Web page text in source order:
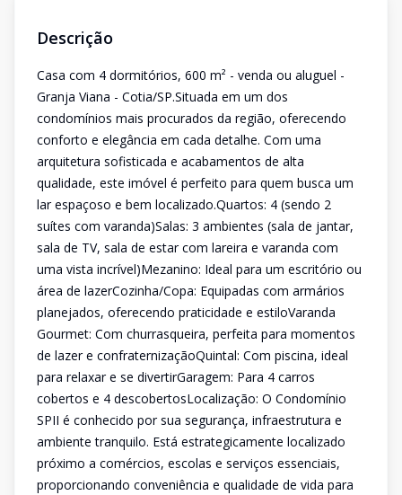
Descrição
Casa com 4 dormitórios, 600 m² - venda ou aluguel -
Granja Viana - Cotia/SP.Situada em um dos
condomínios mais procurados da região, oferecendo
conforto e elegância em cada detalhe. Com uma
arquitetura sofisticada e acabamentos de alta
qualidade, este imóvel é perfeito para quem busca um
lar espaçoso e bem localizado.Quartos: 4 (sendo 2
suítes com varanda)Salas: 3 ambientes (sala de jantar,
sala de TV, sala de estar com lareira e varanda com
uma vista incrível)Mezanino: Ideal para um escritório ou
área de lazerCozinha/Copa: Equipadas com armários
planejados, oferecendo praticidade e estiloVaranda
Gourmet: Com churrasqueira, perfeita para momentos
de lazer e confraternizaçãoQuintal: Com piscina, ideal
para relaxar e se divertirGaragem: Para 4 carros
cobertos e 4 descobertosLocalização: O Condomínio
SPII é conhecido por sua segurança, infraestrutura e
ambiente tranquilo. Está estrategicamente localizado
próximo a comércios, escolas e serviços essenciais,
proporcionando conveniência e qualidade de vida para